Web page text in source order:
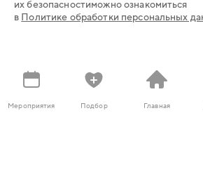
их безопасностиможно ознакомиться
в Политике обработки персональных
Заказать консультацию
Мероприятия Подбор Главная